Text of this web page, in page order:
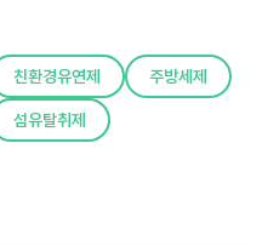
친환경유연제 주방세제
섬유탈취제